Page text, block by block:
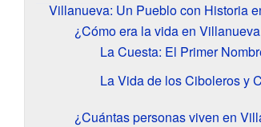
Villanueva: Un Pueblo con Historia
¿Cómo era la vida en
La Cuesta: El Primer
La Vida de los Ciboleros y
¿Cuántas personas viven en